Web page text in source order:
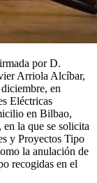
por D.
Arriola Alcíbar,
en
Eléctricas
en Bilbao,
la que se solicita
y Proyectos Tipo
la anulación de
recogidas en el